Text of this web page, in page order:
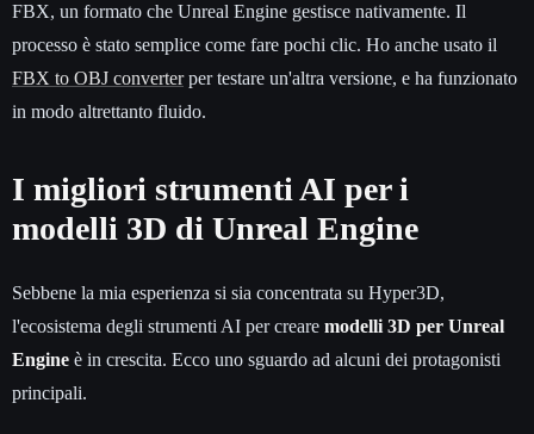
FBX, un formato che Unreal Engine gestisce nativamente. Il
processo è stato semplice come fare pochi clic. Ho anche usato il
FBX to OBJ converterper testare un'altra versione, e ha funzionato
in modo altrettanto fluido.
I migliori strumenti AI per i
modelli 3D di Unreal Engine
Sebbene la mia esperienza si sia concentrata su Hyper3D,
l'ecosistema degli strumenti AI per creare modelli 3D per Unreal
Engine è in crescita. Ecco uno sguardo ad alcuni dei protagonisti
principali.